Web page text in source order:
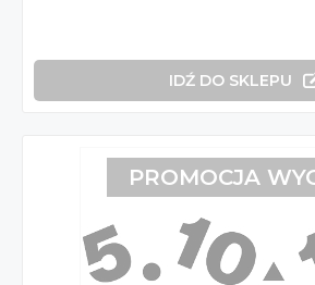
IDŹ DO SKLEPU
PROMOCJA